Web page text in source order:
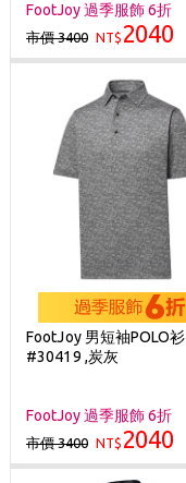
FootJoy 過季服飾 6折
市價 3400 NT$ 2040
FootJoy 男短袖POLO衫
#30419 ,炭灰
FootJoy 過季服飾 6折
市價 3400 NT$ 2040